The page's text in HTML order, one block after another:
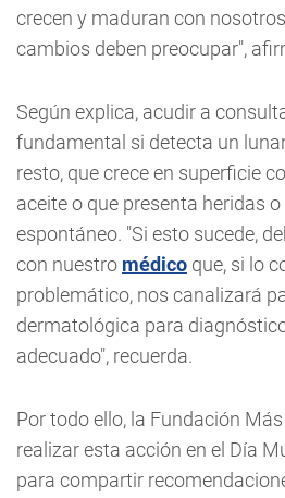
crecen y maduran con
cambios deben preocupar",
Según explica, acudir a
fundamental si detecta un
resto, que crece en superficie
aceite o que presenta heridas
espontáneo. "Si esto sucede,
con nuestro médico que, si lo
problemático, nos canalizará
dermatológica para
adecuado", recuerda.
Por todo ello, la Fundación
realizar esta acción en el Día
para compartir